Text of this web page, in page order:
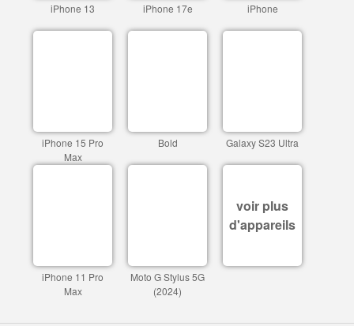
iPhone 13 iPhone 17e iPhone
iPhone 15 Pro
Max
Bold Galaxy S23 Ultra
iPhone 11 Pro
Max
Moto G Stylus 5G
(2024)
voir plus
d'appareils